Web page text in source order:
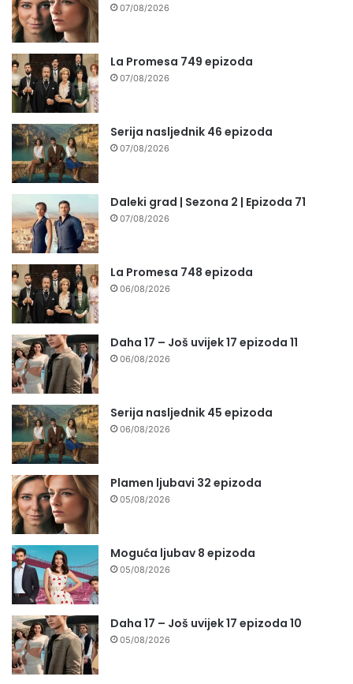
07/08/2026
La Promesa 749 epizoda
07/08/2026
Serija nasljednik 46 epizoda
07/08/2026
Daleki grad | Sezona 2 | Epizoda 71
07/08/2026
La Promesa 748 epizoda
06/08/2026
Daha 17 – Još uvijek 17 epizoda 11
06/08/2026
Serija nasljednik 45 epizoda
06/08/2026
Plamen ljubavi 32 epizoda
05/08/2026
Moguća ljubav 8 epizoda
05/08/2026
Daha 17 – Još uvijek 17 epizoda 10
05/08/2026